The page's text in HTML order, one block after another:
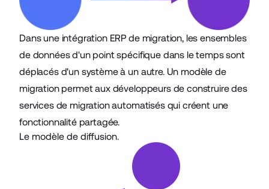
Dans une intégration ERP de migration, les ensembles
de données d'un point spécifique dans le temps sont
déplacés d'un système à un autre. Un modèle de
migration permet aux développeurs de construire des
services de migration automatisés qui créent une
fonctionnalité partagée.
Le modèle de diffusion.